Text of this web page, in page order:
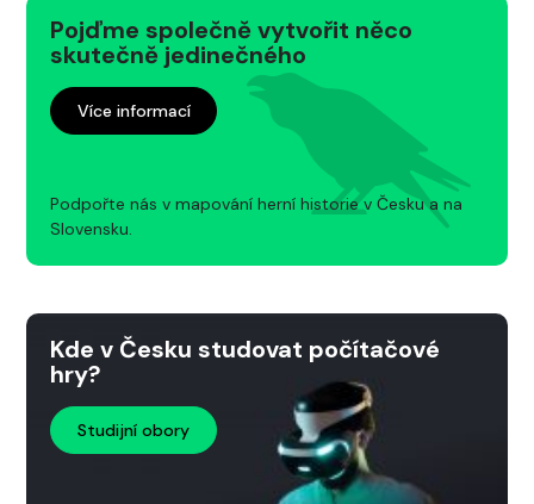
Pojďme společně vytvořit něco
skutečně jedinečného
Více informací
Podpořte nás v mapování herní historie v Česku a na
Slovensku.
Kde v Česku studovat počítačové
hry?
Studijní obory